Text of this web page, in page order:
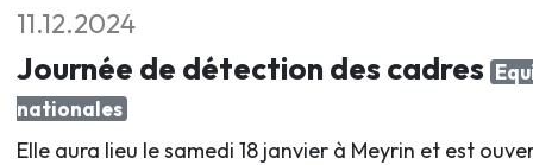
11.12.2024
Journée de détection des cadres
nationales
Elle aura lieu le samedi 18 janvier à Meyrin et est